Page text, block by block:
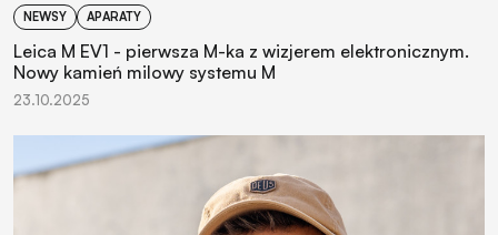
NEWSY APARATY
Leica M EV1 - pierwsza M-ka z wizjerem elektronicznym.
Nowy kamień milowy systemu M
23.10.2025